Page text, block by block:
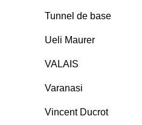
Tunnel de base
Ueli Maurer
VALAIS
Varanasi
Vincent Ducrot